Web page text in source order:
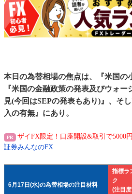
本日の為替相場の焦点は、『米国の
『米国の金融政策の発表及びウォ
見(今回はSEPの発表もあり)』、そ
入の有無』にあり。
ザイFX限定！口座開設&取引で5000
証券みんなのFX
6月17日(水)の為替相場の注目材料
指標ラ
ク
(注目